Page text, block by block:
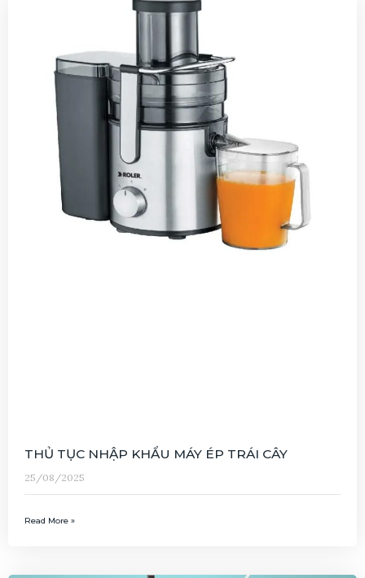
THỦ TỤC NHẬP KHẨU MÁY ÉP TRÁI CÂY
25/08/2025
Read More »